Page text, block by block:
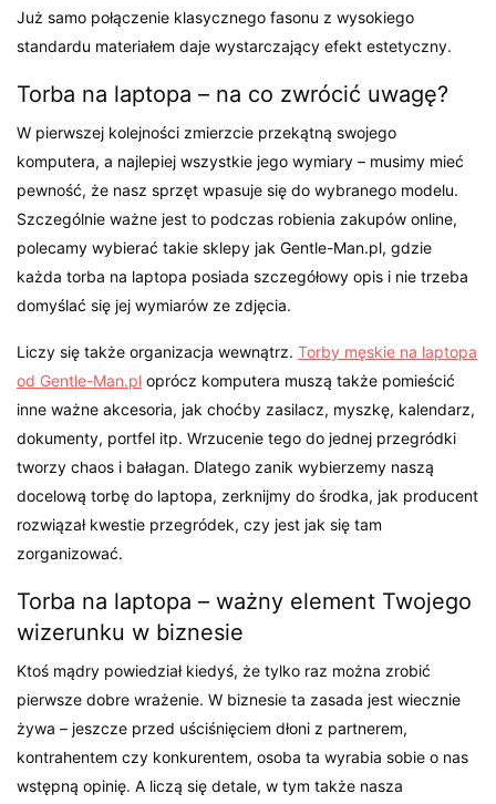
Już samo połączenie klasycznego fasonu z wysokiego
standardu materiałem daje wystarczający efekt estetyczny.
Torba na laptopa – na co zwrócić uwagę?
W pierwszej kolejności zmierzcie przekątną swojego
komputera, a najlepiej wszystkie jego wymiary – musimy mieć
pewność, że nasz sprzęt wpasuje się do wybranego modelu.
Szczególnie ważne jest to podczas robienia zakupów online,
polecamy wybierać takie sklepy jak Gentle-Man.pl, gdzie
każda torba na laptopa posiada szczegółowy opis i nie trzeba
domyślać się jej wymiarów ze zdjęcia.
Liczy się także organizacja wewnątrz.Torby męskie na laptopa
od Gentle-Man.pl oprócz komputera muszą także pomieścić
inne ważne akcesoria, jak choćby zasilacz, myszkę, kalendarz,
dokumenty, portfel itp. Wrzucenie tego do jednej przegródki
tworzy chaos i bałagan. Dlatego zanik wybierzemy naszą
docelową torbę do laptopa, zerknijmy do środka, jak producent
rozwiązał kwestie przegródek, czy jest jak się tam
zorganizować.
Torba na laptopa – ważny element Twojego
wizerunku w biznesie
Ktoś mądry powiedział kiedyś, że tylko raz można zrobić
pierwsze dobre wrażenie. W biznesie ta zasada jest wiecznie
żywa – jeszcze przed uściśnięciem dłoni z partnerem,
kontrahentem czy konkurentem, osoba ta wyrabia sobie o nas
wstępną opinię. A liczą się detale, w tym także nasza